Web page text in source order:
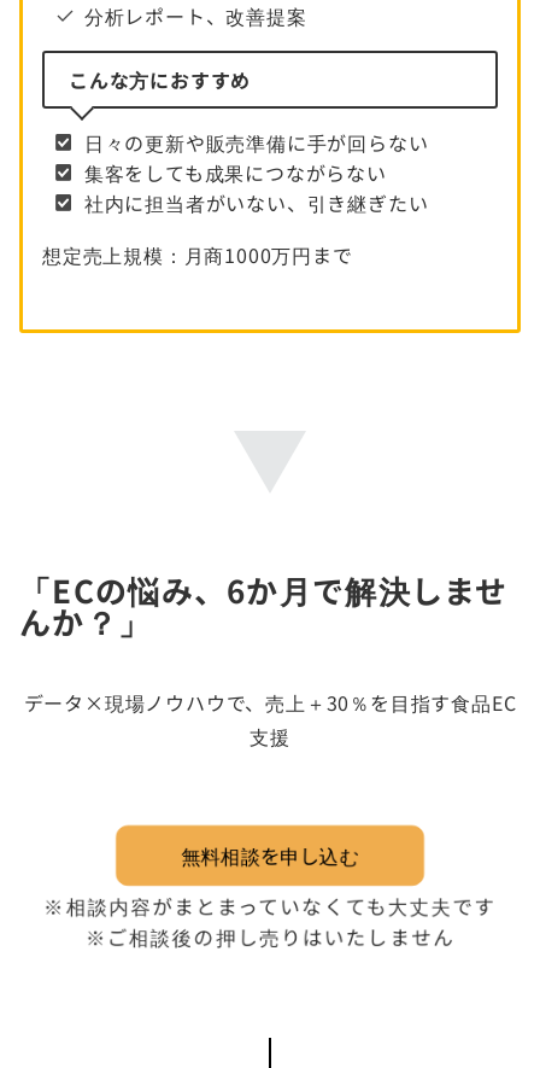
分析レポート、改善提案
こんな方におすすめ
日々の更新や販売準備に手が回らない
集客をしても成果につながらない
社内に担当者がいない、引き継ぎたい
想定売上規模：月商1000万円まで
「ECの悩み、6か月で解決しませ
んか？」
データ×現場ノウハウで、売上＋30％を目指す食品EC
支援
無料相談を申し込む
※相談内容がまとまっていなくても大丈夫です
※ご相談後の押し売りはいたしません